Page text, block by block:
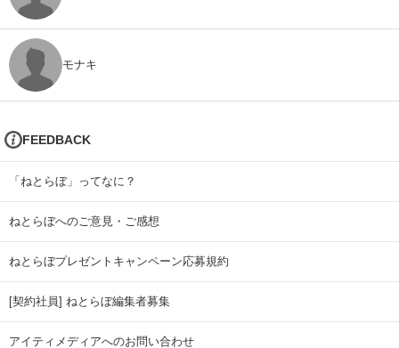
モナキ
FEEDBACK
「ねとらぼ」ってなに？
ねとらぼへのご意見・ご感想
ねとらぼプレゼントキャンペーン応募規約
[契約社員] ねとらぼ編集者募集
アイティメディアへのお問い合わせ